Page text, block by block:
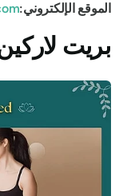
الموقع الإلكتروني:
بريت لاركين